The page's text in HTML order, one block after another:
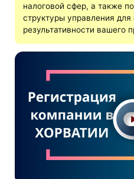
налоговой сфер, а также
структуры управления
результативности вашего